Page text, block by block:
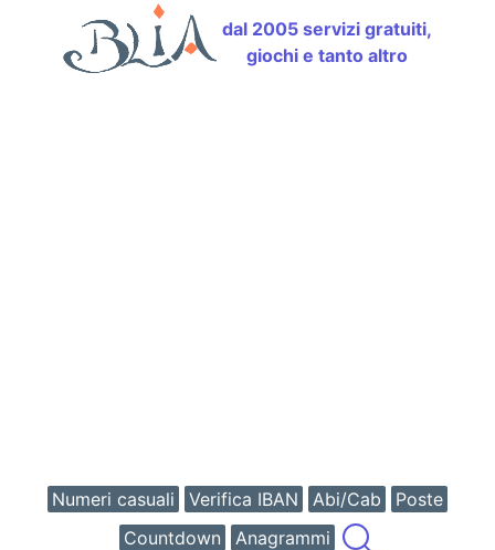
dal 2005 servizi gratuiti,
giochi e tanto altro
Numeri casuali Verifica IBAN Abi/Cab
Poste
Countdown
Anagrammi